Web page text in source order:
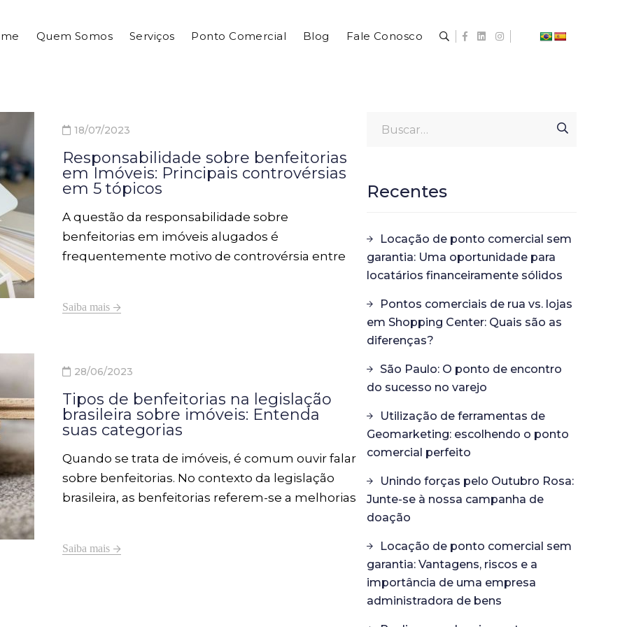
Quem Somos Serviços Ponto Comercial Blog Fale Conosco
18/07/2023
Responsabilidade sobre benfeitorias
em Imóveis: Principais controvérsias
em 5 tópicos
A questão da responsabilidade sobre
benfeitorias em imóveis alugados é
frequentemente motivo de controvérsia entre
principalmente em relação à natureza e à
Saiba mais
28/06/2023
Tipos de benfeitorias na legislação
brasileira sobre imóveis: Entenda
suas categorias
Quando se trata de imóveis, é comum ouvir falar
sobre benfeitorias. No contexto da legislação
brasileira, as benfeitorias referem-se a melhorias
Saiba mais
Recentes
Locação de ponto comercial sem
garantia: Uma oportunidade para
locatários financeiramente sólidos
Pontos comerciais de rua vs. lojas
em Shopping Center: Quais são as
diferenças?
São Paulo: O ponto de encontro
do sucesso no varejo
Utilização de ferramentas de
Geomarketing: escolhendo o ponto
comercial perfeito
Unindo forças pelo Outubro Rosa:
Junte-se à nossa campanha de
doação
Locação de ponto comercial sem
garantia: Vantagens, riscos e a
importância de uma empresa
administradora de bens